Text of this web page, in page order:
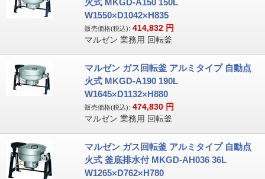
火式 MKGD-A150 150L
W1550×D1042×H835
販売価格(税込): 414,832 円
マルゼン 業務用 回転釜
マルゼン ガス回転釜 アルミタイプ 自動点
火式 MKGD-A190 190L
W1645×D1132×H880
販売価格(税込): 474,830 円
マルゼン 業務用 回転釜
マルゼン ガス回転釜 アルミタイプ 自動点
火式 釜底排水付 MKGD-AH036 36L
W1265×D762×H780